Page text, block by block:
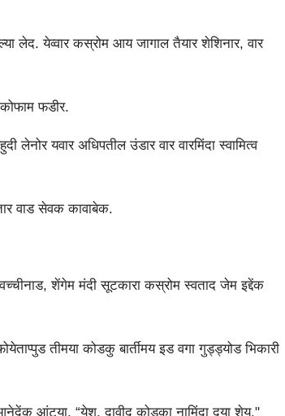
लेद. येव्वार कस्रोम आय जागाल तैयार शेशिनार, वार
फडीर.
यवार अधिपतील उंडार वार वारमिंदा स्वामित्व
वाड सेवक कावाबेक.
शेंगेम मंदी सूटकारा कस्रोम स्वताद जेम इद्देंक
तीमया कोडकु बार्तीमय इड वगा गुड्ड्योड भिकारी
आंट्या, “येशु, दावीद कोडका नामिंदा दया शेय."